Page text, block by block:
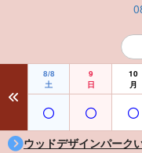
8/8
土
9
日
10
月
ウッドデザインパー